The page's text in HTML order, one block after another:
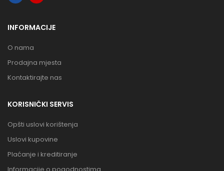
INFORMACIJE
O nama
Prodajna mjesta
Kontaktirajte nas
KORISNIČKI SERVIS
Opšti uslovi korištenja
Uslovi kupovine
Plaćanje i kreditiranje
Informacije o pogodnostima